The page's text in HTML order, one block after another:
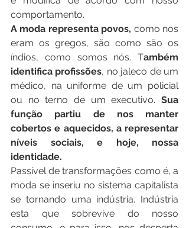
comportamento.
A moda representa povos, como nos
eram os gregos, são como são os
índios, como somos nós. Também
identifica profissões, no jaleco de um
médico, na uniforme de um policial
ou no terno de um executivo. Sua
função partiu de nos manter
cobertos e aquecidos, a representar
níveis sociais, e hoje, nossa
identidade.
Passível de transformações como é, a
moda se inseriu no sistema capitalista
se tornando uma indústria. Indústria
esta que sobrevive do nosso